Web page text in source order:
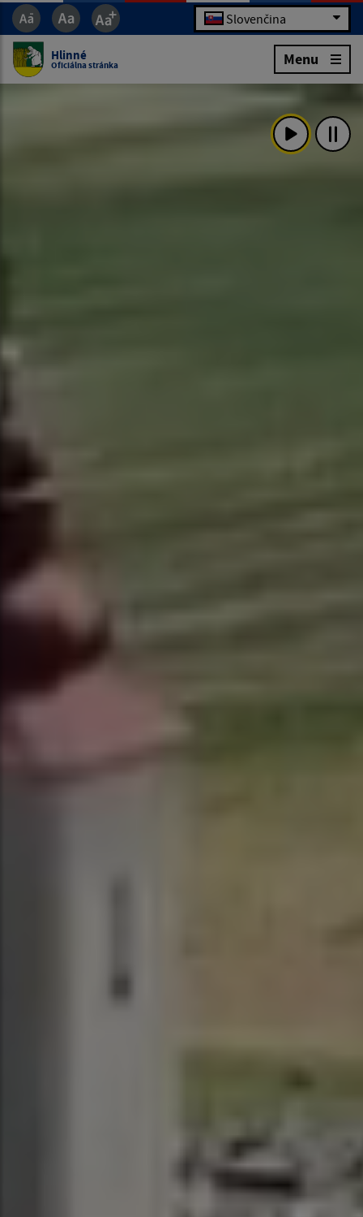
Slovenčina
Hlinné
Oficiálna stránka Menu